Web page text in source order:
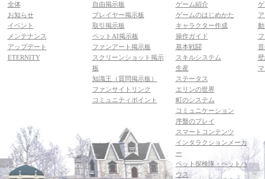
全体
お知らせ
イベント
メンテナンス
アップデート
ETERNITY
自由掲示板
プレイヤー掲示板
取引掲示板
ペットAI掲示板
ファンアート掲示板
スクリーンショット掲示
板
知識王（質問掲示板）
ファンサイトリンク
コミュニティポイント
ゲーム紹介
ゲームのはじめかた
キャラクター作成
操作ガイド
基本戦闘
スキルシステム
生産
ステータス
エリンの世界
町のシステム
コミュニケーション
序盤のプレイ
スマートコンテンツ
インタラクションメーカ
ー
ペット探検隊・ペットハ
ウス